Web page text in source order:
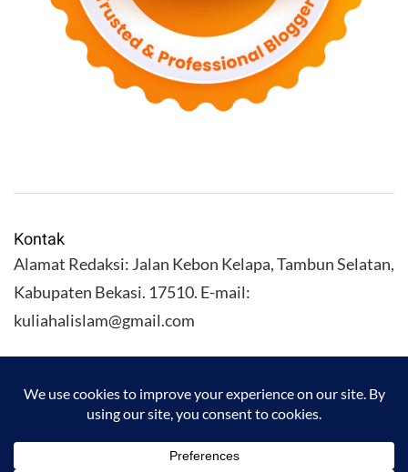
Kontak
Alamat Redaksi: Jalan Kebon Kelapa, Tambun Selatan,
Kabupaten Bekasi. 17510. E-mail:
kuliahalislam@gmail.com
KULIAHALISLAM.COM Copyright (C) 2026